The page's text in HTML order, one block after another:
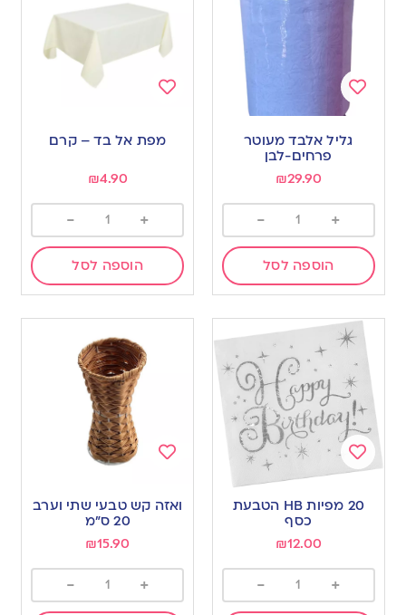
Add
wishlist
גליל אלבד מעוטר
פרחים-לבן
₪29.90
+
-
הוספה לסל
wishlist
מפת אל בד – קרם
₪4.90
+
-
הוספה לסל
Add
to
20 מפיות HB הטבעת
כסף
₪12.00
+
-
to
wishlist
ואזה קש טבעי שתי וערב
20 ס”מ
₪15.90
+
-